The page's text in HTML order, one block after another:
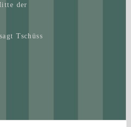
der
Tschüss